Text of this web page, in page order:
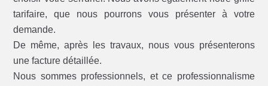
tarifaire, que nous pourrons vous présenter à votre
demande.
De même, après les travaux, nous vous présenterons
une facture détaillée.
Nous sommes professionnels, et ce professionnalisme